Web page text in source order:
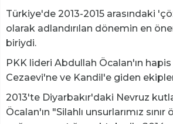
Türkiye'de 2013-2015 arasındaki
olarak adlandırılan dönemin en
biriydi.
PKK lideri Abdullah Öcalan'ın hapis
Cezaevi'ne ve Kandil'e giden
2013'te Diyarbakır'daki Nevruz
Öcalan'ın "Silahlı unsurlarımız